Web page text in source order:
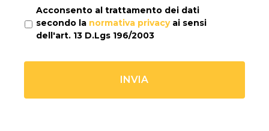
Acconsento al trattamento dei dati
secondo la normativa privacyai sensi
dell'art. 13 D.Lgs 196/2003